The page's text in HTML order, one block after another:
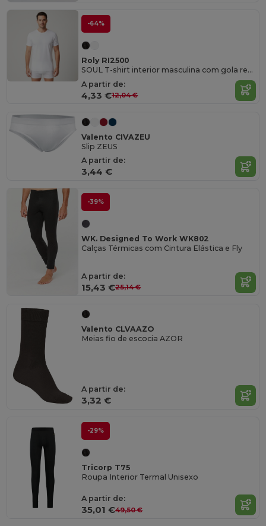
-64%
Roly RI2500
SOUL T-shirt interior masculina com gola redonda em canelado 1x1
A partir de:
4,33 €12,04 €
Valento CIVAZEU
Slip ZEUS
A partir de:
3,44 €
-39%
WK. Designed To Work WK802
Calças Térmicas com Cintura Elástica e Fly
A partir de:
15,43 €25,14 €
Valento CLVAAZO
Meias fio de escocia AZOR
A partir de:
3,32 €
-29%
Tricorp T75
Roupa Interior Termal Unisexo
A partir de:
35,01 €49,50 €